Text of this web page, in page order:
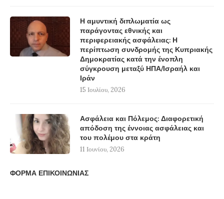
Η αμυντική διπλωματία ως
παράγοντας εθνικής και
περιφερειακής ασφάλειας: Η
περίπτωση συνδρομής της Κυπριακής
Δημοκρατίας κατά την ένοπλη
σύγκρουση μεταξύ ΗΠΑ/Ισραήλ και
Ιράν
15 Ιουλίου, 2026
Ασφάλεια και Πόλεμος: Διαφορετική
απόδοση της έννοιας ασφάλειας και
του πολέμου στα κράτη
11 Ιουνίου, 2026
ΦΟΡΜΑ ΕΠΙΚΟΙΝΩΝΙΑΣ